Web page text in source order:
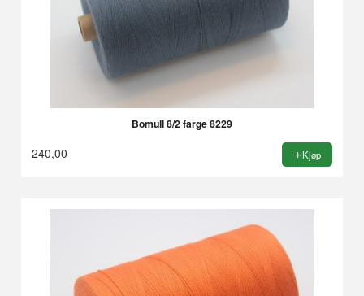
Bomull 8/2 farge 8229
240,00 Kjøp